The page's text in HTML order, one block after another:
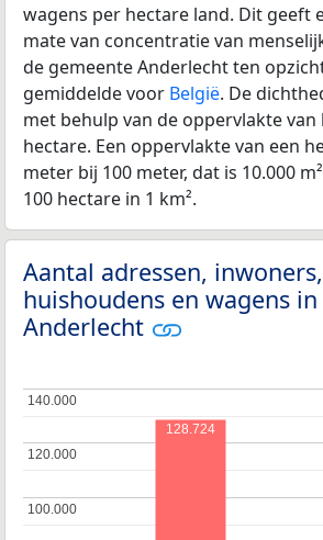
wagens per hectare land. Dit geeft
mate van concentratie van
de gemeente Anderlecht ten
gemiddelde voor België. De
met behulp van de oppervlakte van
hectare. Een oppervlakte van een
meter bij 100 meter, dat is 10.000
100 hectare in 1 km².
Aantal adressen, inwoners,
huishoudens en wagens
Anderlecht
100.000
100.000
120.000
120.000
140.000
140.000
128.724